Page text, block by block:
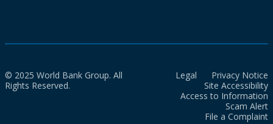
© 2025 World Bank Group. All
Rights Reserved.
Legal
Privacy Notice
Site Accessibility
Access to Information
Scam Alert
File a Complaint